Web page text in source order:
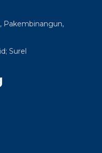
Pakembinangun,
Surel